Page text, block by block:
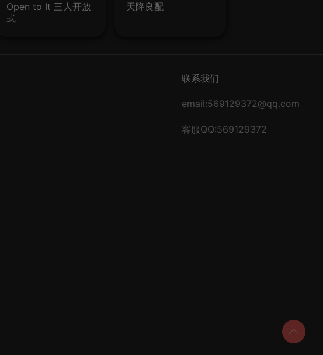
Open to It 三人开放
式
天降良配
联系我们
email:569129372@qq.com
客服QQ:569129372